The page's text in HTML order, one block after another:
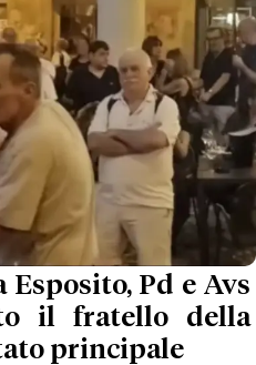
Pd e Avs
il fratello della
principale